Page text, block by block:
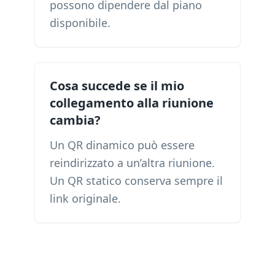
possono dipendere dal piano
disponibile.
Cosa succede se il mio
collegamento alla riunione
cambia?
Un QR dinamico può essere
reindirizzato a un’altra riunione.
Un QR statico conserva sempre il
link originale.